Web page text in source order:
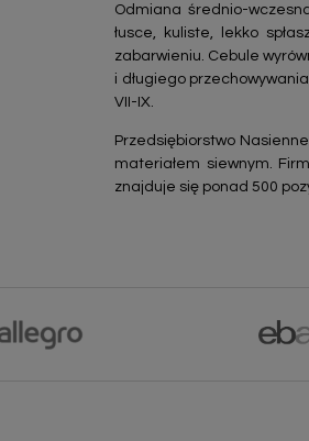
Odmiana średnio-
łusce, kuliste, lekko
zabarwieniu. Cebule
i długiego
VII-IX.
Przedsiębiorstwo Nasienne
materiałem siewnym.
znajduje się ponad 500